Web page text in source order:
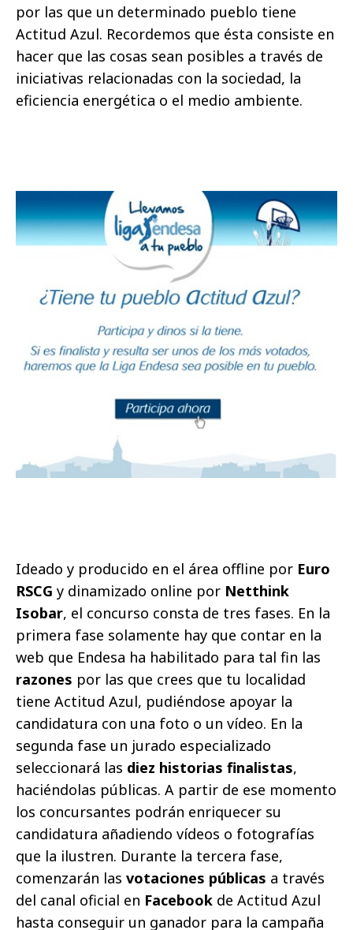
por las que un determinado pueblo tiene
Actitud Azul. Recordemos que ésta consiste en
hacer que las cosas sean posibles a través de
iniciativas relacionadas con la sociedad, la
eficiencia energética o el medio ambiente.
Ideado y producido en el área offline por Euro
RSCG y dinamizado online por Netthink
Isobar, el concurso consta de tres fases. En la
primera fase solamente hay que contar en la
web que Endesa ha habilitado para tal fin las
razones por las que crees que tu localidad
tiene Actitud Azul, pudiéndose apoyar la
candidatura con una foto o un vídeo. En la
segunda fase un jurado especializado
seleccionará las diez historias finalistas,
haciéndolas públicas. A partir de ese momento
los concursantes podrán enriquecer su
candidatura añadiendo vídeos o fotografías
que la ilustren. Durante la tercera fase,
comenzarán las votaciones públicas a través
del canal oficial en Facebook de Actitud Azul
hasta conseguir un ganador para la campaña